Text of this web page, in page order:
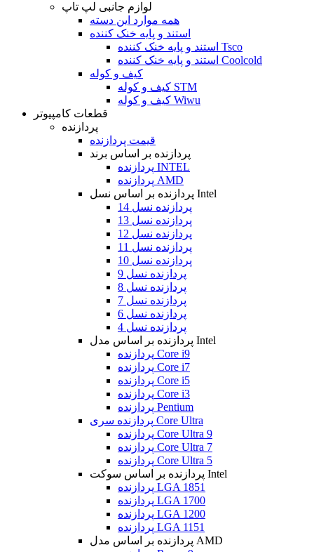
لوازم جانبی لپ تاپ
همه موارد این دسته
استند و پایه خنک کننده
استند و پایه خنک کننده Tsco
استند و پایه خنک کننده Coolcold
کیف و کوله
کیف و کوله STM
کیف و کوله Wiwu
قطعات کامپیوتر
پردازنده
قیمت پردازنده
پردازنده بر اساس برند
پردازنده INTEL
پردازنده AMD
پردازنده بر اساس نسل Intel
پردازنده نسل 14
پردازنده نسل 13
پردازنده نسل 12
پردازنده نسل 11
پردازنده نسل 10
پردازنده نسل 9
پردازنده نسل 8
پردازنده نسل 7
پردازنده نسل 6
پردازنده نسل 4
پردازنده بر اساس مدل Intel
پردازنده Core i9
پردازنده Core i7
پردازنده Core i5
پردازنده Core i3
پردازنده Pentium
پردازنده سری Core Ultra
پردازنده Core Ultra 9
پردازنده Core Ultra 7
پردازنده Core Ultra 5
پردازنده بر اساس سوکت Intel
پردازنده LGA 1851
پردازنده LGA 1700
پردازنده LGA 1200
پردازنده LGA 1151
پردازنده بر اساس مدل AMD